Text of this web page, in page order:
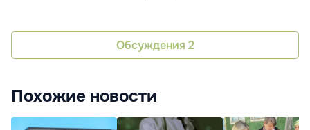
Обсуждения 2
Похожие новости